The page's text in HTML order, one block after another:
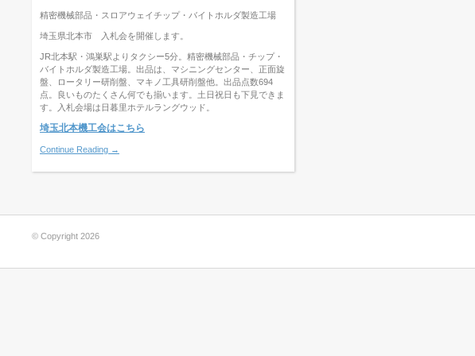
精密機械部品・スロアウェイチップ・バイトホルダ製造工場
埼玉県北本市 入札会を開催します。
JR北本駅・鴻巣駅よりタクシー5分。精密機械部品・チップ・
バイトホルダ製造工場。出品は、マシニングセンター、正面旋
盤、ロータリー研削盤、マキノ工具研削盤他。出品点数694
点。良いものたくさん何でも揃います。土日祝日も下見できま
す。入札会場は日暮里ホテルラングウッド。
埼玉北本機工会はこちら
Continue Reading →
© Copyright 2026